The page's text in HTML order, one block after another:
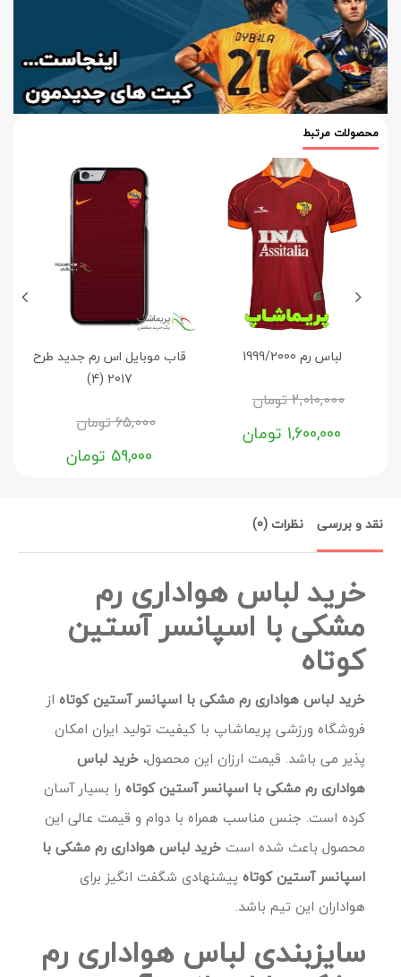
محصولات مرتبط
لباس رم 1999/2000
2,010,000تومان
1,600,000 تومان
قاب موبایل اس رم جدید طرح
2017 (4)
65,000تومان
59,000 تومان
نقد و بررسی نظرات (0)
خرید لباس هواداری رم
مشکی با اسپانسر آستین
کوتاه
خرید لباس هواداری رم مشکی با اسپانسر آستین کوتاه از
فروشگاه ورزشی پریماشاپ با کیفیت تولید ایران امکان
پذیر می باشد. قیمت ارزان این محصول،خرید لباس
هواداری رم مشکی با اسپانسر آستین کوتاه را بسیار آسان
کرده است. جنس مناسب همراه با دوام و قیمت عالی این
محصول باعث شده استخرید لباس هواداری رم مشکی با
اسپانسر آستین کوتاه پیشنهادی شگفت انگیز برای
هواداران این تیم باشد.
سایزبندی لباس هواداری رم